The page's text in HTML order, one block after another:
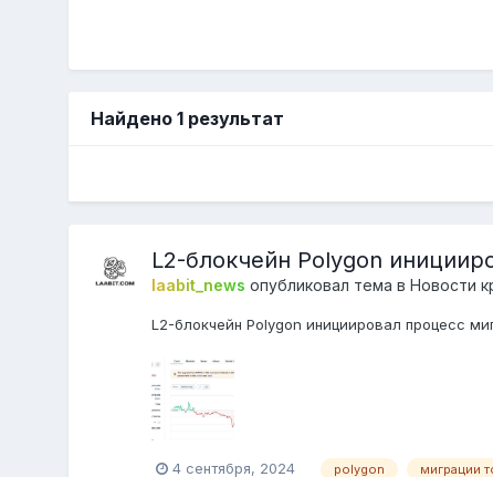
Найдено 1 результат
L2-блокчейн Polygon
laabit_news опубликовал тема вНовости
L2-блокчейн Polygon инициировал процесс
4 сентября, 2024 polygon миграции